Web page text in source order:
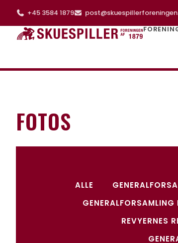
+45 3584 1879
FOTOS
ALLE
REVYERNES